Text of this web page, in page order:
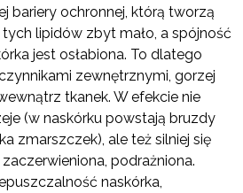
bariery ochronnej, którą tworzą
lipidów zbyt mało, a spójność
jest osłabiona. To dlatego
zewnętrznymi, gorzej
tkanek. W efekcie nie
(w naskórku powstają bruzdy
zmarszczek), ale też silniej się
podrażniona.
naskórka,